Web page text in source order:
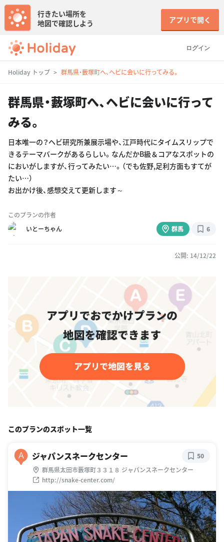
ログイン
行きたい場所を
地図で確認しよう
アプリで開く
Holiday トップ 群馬県・藪塚町へ、ヘビに会いに行ってみる。
群馬県・藪塚町へ、ヘビに会いに行って
みる。
日本唯一の？ヘビ研究所兼展示場や、江戸時代にタイムスリップで
きるテーマバークがあるらしい。なんだかB級＆コアなスポットの
においがしますが、行ってみたい…。（でも佐野,足利方面もすてが
たい…）
お出かけ後、感想交えて更新します～
このプランの作者
いとーちゃん
群馬 6
公開: 14/12/22
このプランのスポット一覧
A ジャパンスネークセンター
群馬県太田市藪塚町３３１８ ジャパンスネークセンター
http://snake-center.com/
50